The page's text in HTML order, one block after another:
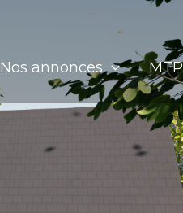
Nos annonces